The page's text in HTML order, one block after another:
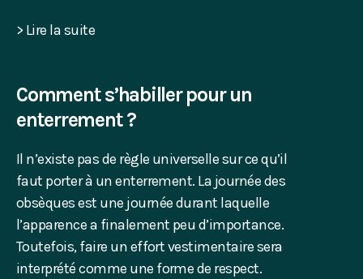
> Lire la suite
Comment s’habiller pour un
enterrement ?
Il n’existe pas de règle universelle sur ce qu’il
faut porter à un enterrement. La journée des
obsèques est une journée durant laquelle
l’apparence a finalement peu d’importance.
Toutefois, faire un effort vestimentaire sera
interprété comme une forme de respect.